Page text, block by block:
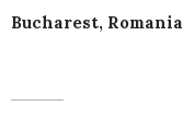
Bucharest, Romania